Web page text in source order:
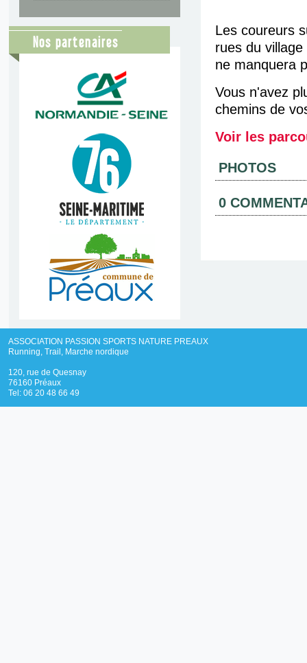
Nos partenaires
Les coureurs
rues du
ne manquera
Vous n'avez
chemins de
Voir les
PHOTOS
0
ASSOCIATION PASSION SPORTS NATURE PREAUX
Running, Trail, Marche nordique
120, rue de Quesnay
76160 Préaux
Tel: 06 20 48 66 49